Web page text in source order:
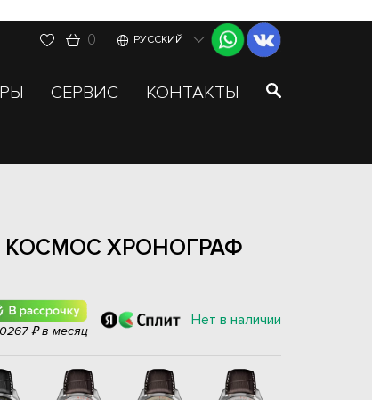
0 РУССКИЙ
СЕРВИС КОНТАКТЫ
ХРОНОГРАФ
₽ в месяц
Нет в наличии